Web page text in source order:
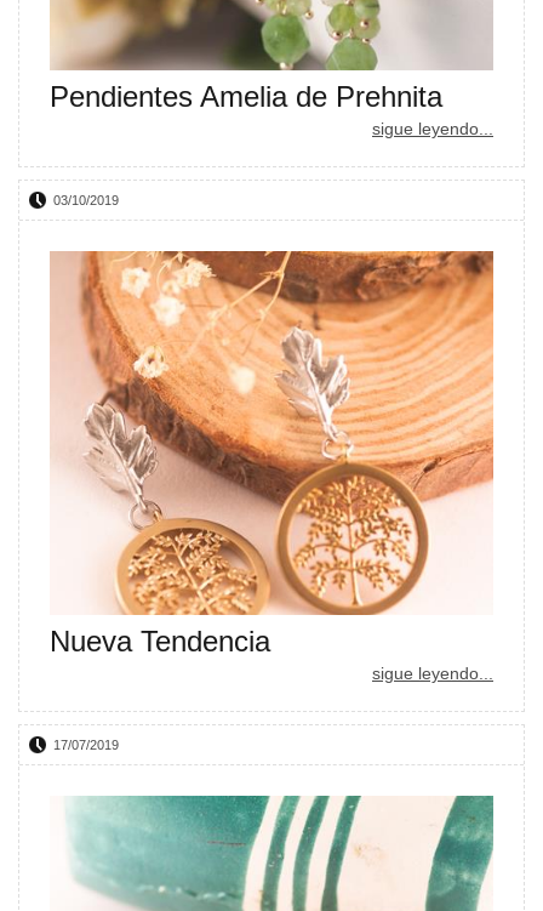
Pendientes Amelia de Prehnita
sigue leyendo...
03/10/2019
Nueva Tendencia
sigue leyendo...
17/07/2019